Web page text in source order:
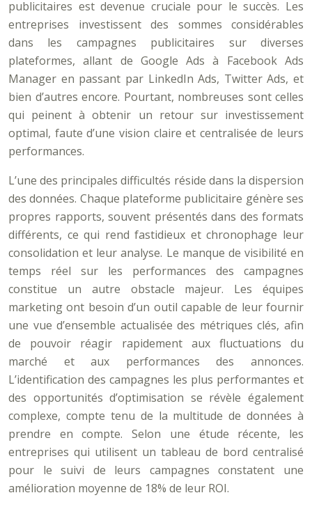
publicitaires est devenue cruciale pour le succès. Les
entreprises investissent des sommes considérables
dans les campagnes publicitaires sur diverses
plateformes, allant de Google Ads à Facebook Ads
Manager en passant par LinkedIn Ads, Twitter Ads, et
bien d’autres encore. Pourtant, nombreuses sont celles
qui peinent à obtenir un retour sur investissement
optimal, faute d’une vision claire et centralisée de leurs
performances.
L’une des principales difficultés réside dans la dispersion
des données. Chaque plateforme publicitaire génère ses
propres rapports, souvent présentés dans des formats
différents, ce qui rend fastidieux et chronophage leur
consolidation et leur analyse. Le manque de visibilité en
temps réel sur les performances des campagnes
constitue un autre obstacle majeur. Les équipes
marketing ont besoin d’un outil capable de leur fournir
une vue d’ensemble actualisée des métriques clés, afin
de pouvoir réagir rapidement aux fluctuations du
marché et aux performances des annonces.
L’identification des campagnes les plus performantes et
des opportunités d’optimisation se révèle également
complexe, compte tenu de la multitude de données à
prendre en compte. Selon une étude récente, les
entreprises qui utilisent un tableau de bord centralisé
pour le suivi de leurs campagnes constatent une
amélioration moyenne de 18% de leur ROI.